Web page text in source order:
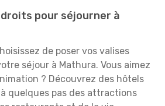
pour séjourner à
de poser vos valises
séjour à Mathura. Vous aimez
? Découvrez des hôtels
quelques pas des attractions